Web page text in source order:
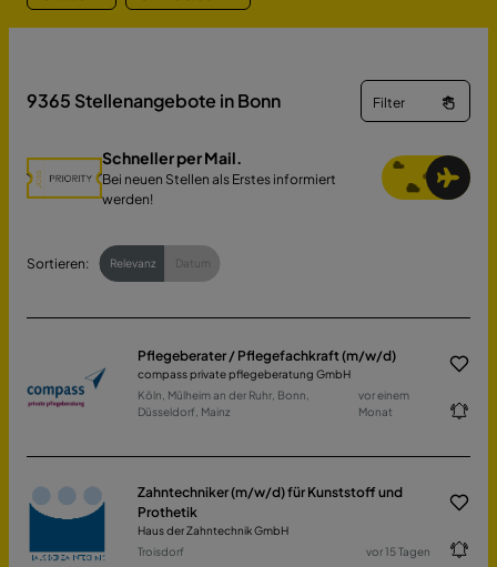
9365 Stellenangebote in Bonn Filter
Schneller per Mail.
Bei neuen Stellen als Erstes informiert
werden!
Sortieren: Relevanz Datum
Pflegeberater / Pflegefachkraft (m/w/d)
compass private pflegeberatung GmbH
Köln, Mülheim an der Ruhr, Bonn,
Düsseldorf, Mainz
vor einem
Monat
Zahntechniker (m/w/d) für Kunststoff und
Prothetik
Haus der Zahntechnik GmbH
Troisdorf
vor 15 Tagen